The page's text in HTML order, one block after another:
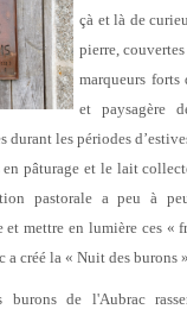
çà et là de
pierre,
marqueurs
et paysagère
durant les périodes
pâturage et le lait
pastorale a peu à
mettre en lumière ces «
créé la « Nuit des burons ».
burons de l'Aubrac